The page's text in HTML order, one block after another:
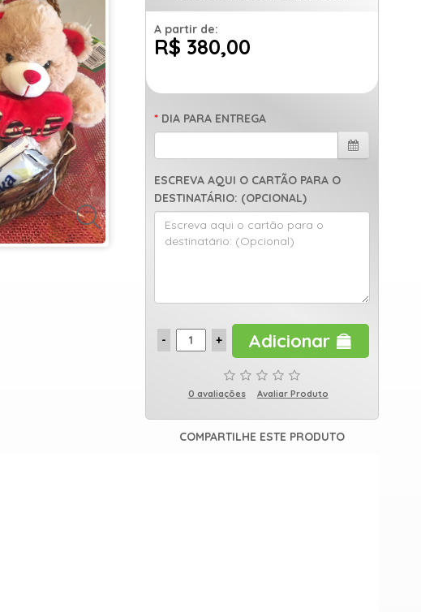
A partir de:
R$ 380,00
DIA PARA ENTREGA
ESCREVA AQUI O CARTÃO PARA O
DESTINATÁRIO: (OPCIONAL)
Adicionar
0 avaliações Avaliar Produto
COMPARTILHE ESTE PRODUTO